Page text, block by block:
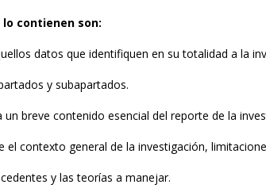
contienen son:
datos que identifiquen en su totalidad a la
y subapartados.
un breve contenido esencial del reporte de la
el contexto general de la investigación,
y las teorías a manejar.